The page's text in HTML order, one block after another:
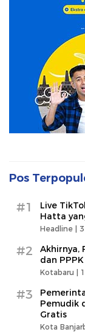
Pos
#1
Live
Hatta
Headline |
#2
Akhirnya,
dan
Kotabaru |
#3
Pemudik
Gratis
Kota